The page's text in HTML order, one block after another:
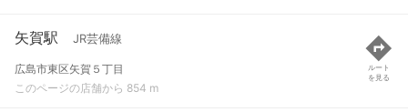
矢賀駅 JR芸備線
広島市東区矢賀５丁目
このページの店舗から 854 m
ルート
を見る